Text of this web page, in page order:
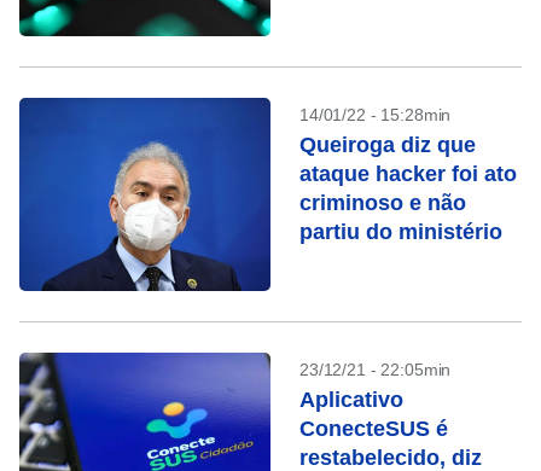
14/01/22 - 15:28min
Queiroga diz que
ataque hacker foi ato
criminoso e não
partiu do ministério
23/12/21 - 22:05min
Aplicativo
ConecteSUS é
restabelecido, diz